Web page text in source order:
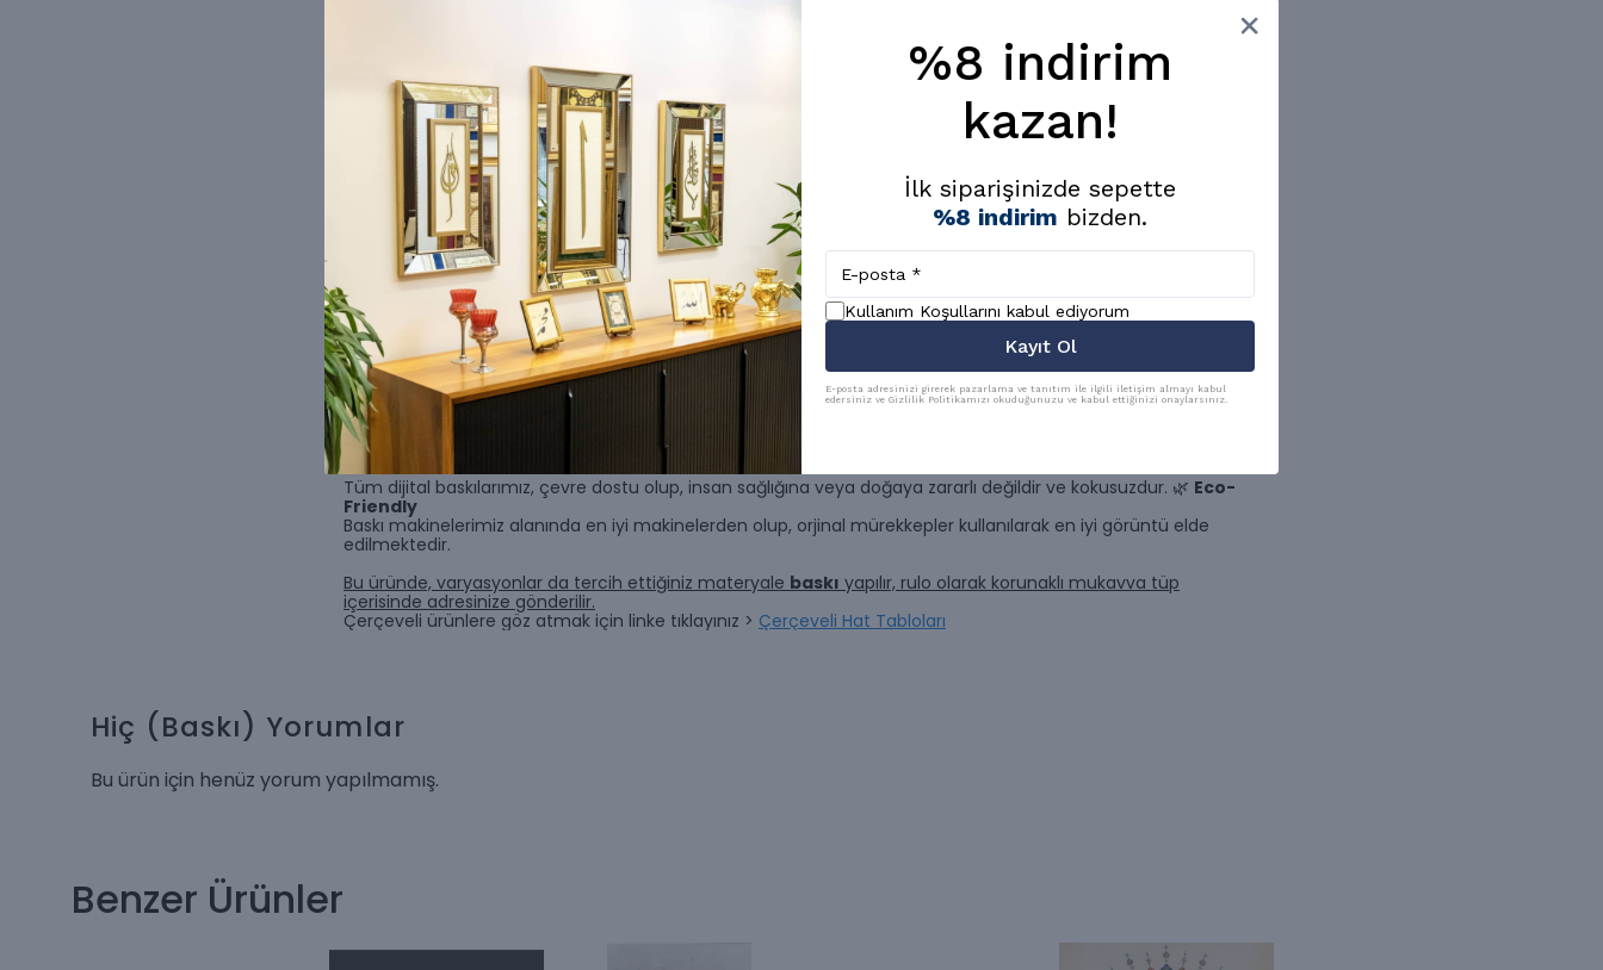
4.Cennetin bütün nimetleri Allah’ı bir defa görmenin yanında “hiç”tir.
Bunlar herkese göre değil, Allah’ı bilenlere göredir. Nice Kimselere göre dünyanın bir çöpü cennetten daha
değerlidir. Bunların derekesine düşmekten Yüce Allah’a sığınırız.
Hazret-i Mevlana bu konuda şöyle demektedir:
“Sarığıma, cübbeme, başıma. Bu her üçüne birden
kıymet biçtiler. Bir kuruştan daha az değer verdiler.
Sen dünyada benim adımı hiç mi duymadın? Ben
bir hiçim, Ben bir hiçim, Ben bir hiç.
(Rubailer, 1421)
Bu eser, Laleli Baba’nın Sultan Üçüncü Mustafa ile olan görüşmesinin hatırası olarak yazılmıştır.
Yazı türü: Modern
Tasarım ve Hat: Ali Hüsrevoğlu
Ürün Seçenekleri;
Rulo Poster
1.⁠ ⁠Sınıf sanatsal baskı kağıdı üzerine yüksek kalitede baskı yapılır.
Rulo Kanvas
%100 pamuk kanvas bezine baskı yapılır, özel solüsyon ile renklerini uzun yıllar korur.
Tüm dijital baskılarımız, çevre dostu olup, insan sağlığına veya doğaya zararlı değildir ve kokusuzdur. 🌿 Eco-
Friendly
Baskı makinelerimiz alanında en iyi makinelerden olup, orjinal mürekkepler kullanılarak en iyi görüntü elde
edilmektedir.
Bu üründe, varyasyonlar da tercih ettiğiniz materyale baskı yapılır, rulo olarak korunaklı mukavva tüp
içerisinde adresinize gönderilir.
Çerçeveli ürünlere göz atmak için linke tıklayınız > Çerçeveli Hat Tabloları
Hiç (Baskı) Yorumlar
Bu ürün için henüz yorum yapılmamış.
Benzer Ürünler
%8 indirim
kazan!
İlk siparişinizde sepette
%8 indirim bizden.
Kullanım Koşullarını kabul ediyorum
Kayıt Ol
E-posta adresinizi girerek pazarlama ve tanıtım ile ilgili iletişim almayı kabul
edersiniz ve Gizlilik Politikamızı okuduğunuzu ve kabul ettiğinizi onaylarsınız.